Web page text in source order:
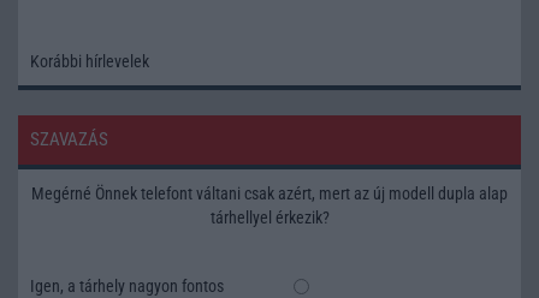
Korábbi hírlevelek
SZAVAZÁS
Megérné Önnek telefont váltani csak azért, mert az új modell dupla alap
tárhellyel érkezik?
Igen, a tárhely nagyon fontos